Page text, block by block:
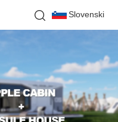
Slovenski